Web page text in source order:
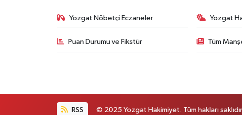
Yozgat Nöbetçi Eczaneler Yozgat
Puan Durumu ve Fikstür Tüm
RSS © 2025 Yozgat Hakimiyet. Tüm hakları